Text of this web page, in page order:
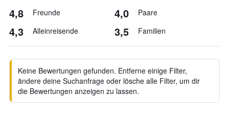
4,8 Freunde 4,0 Paare
4,3 Alleinreisende 3,5 Familien
Keine Bewertungen gefunden. Entferne einige Filter,
ändere deine Suchanfrage oder lösche alle Filter, um dir
die Bewertungen anzeigen zu lassen.